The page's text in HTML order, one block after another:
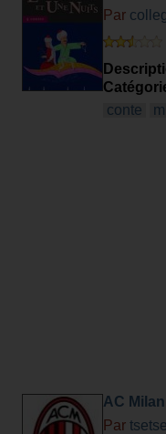
Par
conte
AC Milan
Par